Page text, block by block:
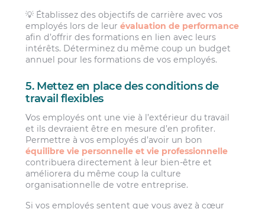
💡 Établissez des objectifs de carrière avec vos
employés lors de leurévaluation de performance
afin d’offrir des formations en lien avec leurs
intérêts. Déterminez du même coup un budget
annuel pour les formations de vos employés.
5. Mettez en place des conditions de
travail flexibles
Vos employés ont une vie à l’extérieur du travail
et ils devraient être en mesure d’en profiter.
Permettre à vos employés d’avoir un bon
équilibre vie personnelle et vie professionnelle
contribuera directement à leur bien-être et
améliorera du même coup la culture
organisationnelle de votre entreprise.
Si vos employés sentent que vous avez à cœur